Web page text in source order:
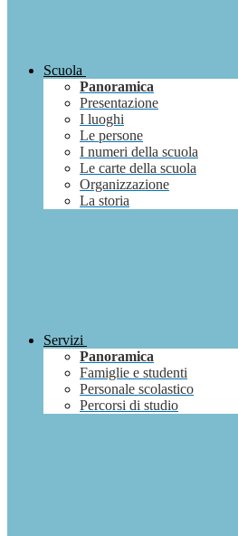
Scuola
Panoramica
Presentazione
I luoghi
Le persone
I numeri della scuola
Le carte della scuola
Organizzazione
La storia
Servizi
Panoramica
Famiglie e studenti
Personale scolastico
Percorsi di studio